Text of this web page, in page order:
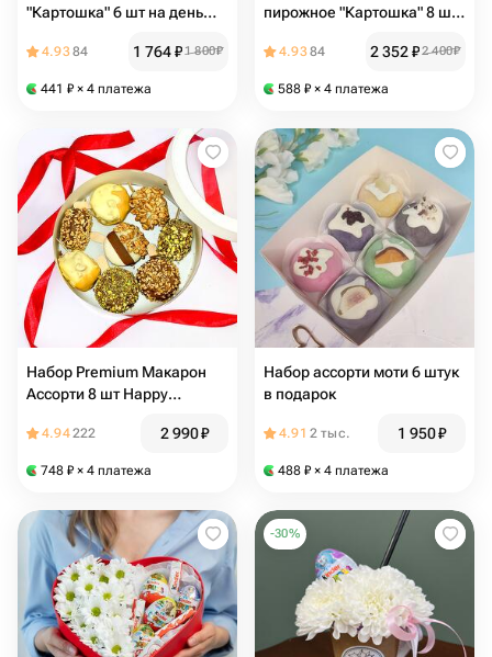
"Картошка" 6 шт на день
мужчине или девушке,
4.9384 1 764₽1 800₽
441 ₽ × 4 платежа
пирожное "Картошка" 8 шт.
рождения, девушке,
4.9384 2 352₽2 400₽
588 ₽ × 4 платежа
Набор Premium Макарон
Ассорти 8 шт Happy
4.94222 2 990₽
748 ₽ × 4 платежа
Набор ассорти моти 6 штук
в подарок
4.91 2 тыс. 1 950₽
488 ₽ × 4 платежа
-30%